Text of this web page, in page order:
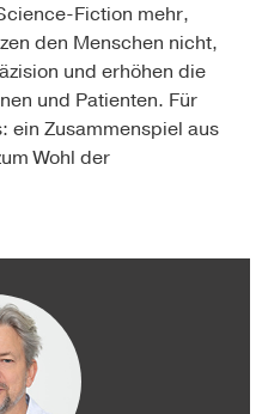
Fiction mehr,
den Menschen nicht,
und erhöhen die
und Patienten. Für
ein Zusammenspiel aus
Wohl der